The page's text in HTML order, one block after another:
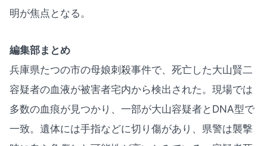
明が焦点となる。
編集部まとめ
兵庫県たつの市の母娘刺殺事件で、死亡した大山賢二
容疑者の血液が被害者宅内から検出された。現場では
多数の血痕が見つかり、一部が大山容疑者とDNA型で
一致。遺体には手指などに切り傷があり、県警は襲撃